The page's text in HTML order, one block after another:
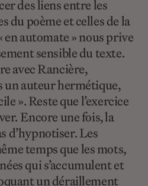
des liens entre les
du poème et celles de la
en automate » nous prive
sensible du texte.
avec Rancière,
un auteur hermétique,
». Reste que l’exercice
Encore une fois, la
d’hypnotiser. Les
temps que les mots,
qui s’accumulent et
un déraillement